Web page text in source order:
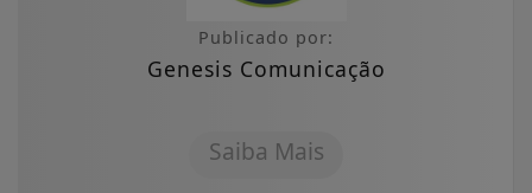
Publicado por:
Genesis Comunicação
Saiba Mais